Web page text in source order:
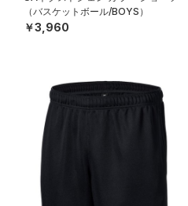
（バスケットボール/BOYS）
￥3,960